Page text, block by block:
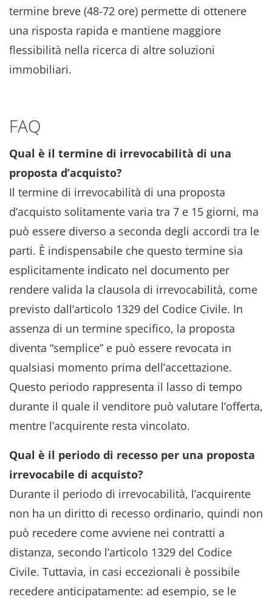
termine breve (48-72 ore) permette di ottenere
una risposta rapida e mantiene maggiore
flessibilità nella ricerca di altre soluzioni
immobiliari.
FAQ
Qual è il termine di irrevocabilità di una
proposta d’acquisto?
Il termine di irrevocabilità di una proposta
d’acquisto solitamente varia tra 7 e 15 giorni, ma
può essere diverso a seconda degli accordi tra le
parti. È indispensabile che questo termine sia
esplicitamente indicato nel documento per
rendere valida la clausola di irrevocabilità, come
previsto dall’articolo 1329 del Codice Civile. In
assenza di un termine specifico, la proposta
diventa “semplice” e può essere revocata in
qualsiasi momento prima dell’accettazione.
Questo periodo rappresenta il lasso di tempo
durante il quale il venditore può valutare l’offerta,
mentre l’acquirente resta vincolato.
Qual è il periodo di recesso per una proposta
irrevocabile di acquisto?
Durante il periodo di irrevocabilità, l’acquirente
non ha un diritto di recesso ordinario, quindi non
può recedere come avviene nei contratti a
distanza, secondo l’articolo 1329 del Codice
Civile. Tuttavia, in casi eccezionali è possibile
recedere anticipatamente: ad esempio, se le